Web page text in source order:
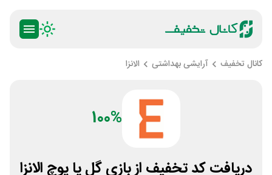
کانال تخفیف آرایشی بهداشتی الانزا
100%
دریافت کد تخفیف از بازی گل یا پوچ الانزا